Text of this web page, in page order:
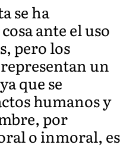
se ha
ante el uso
pero los
un
que se
humanos y
por
o inmoral, es